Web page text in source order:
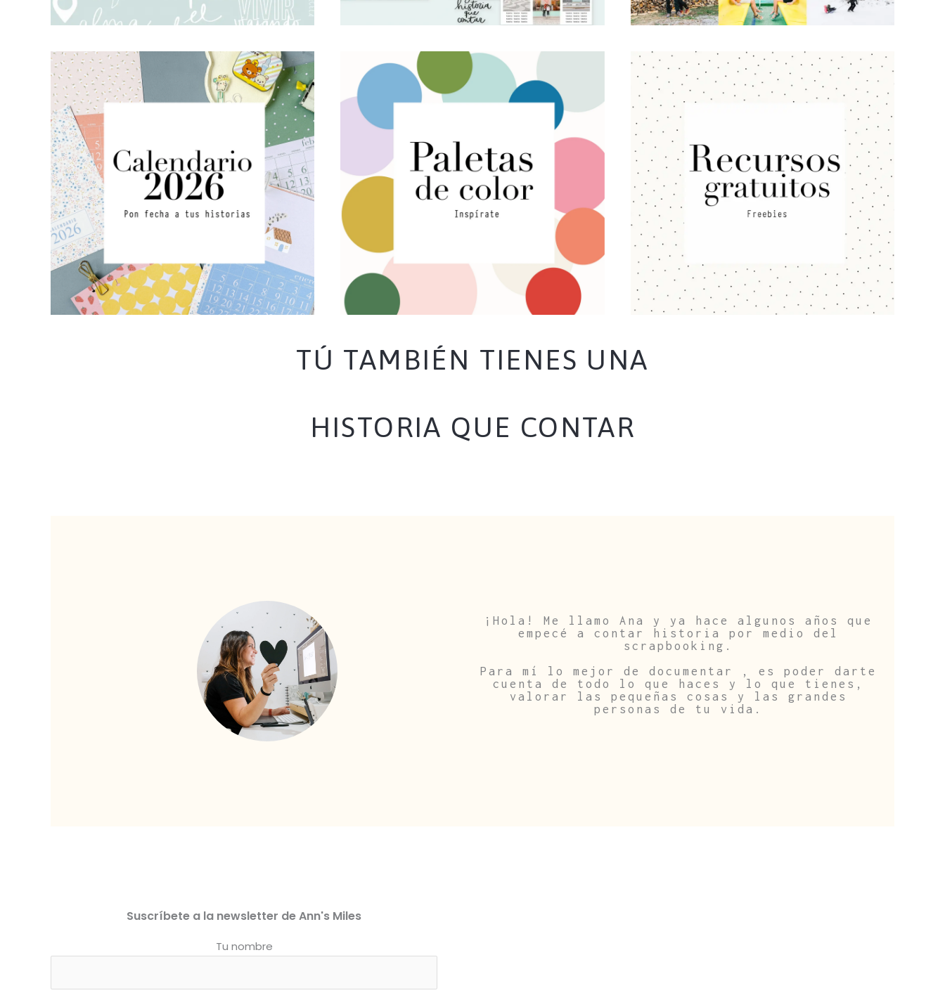
Calendario 2026 Paletas de Color Recursos Gratuitos
TÚ TAMBIÉN TIENES UNA
HISTORIA QUE CONTAR
¡Hola! Me llamo Ana y ya hace algunos años que
empecé a contar historia por medio del
scrapbooking.
Para mí lo mejor de documentar , es poder darte
cuenta de todo lo que haces y lo que tienes,
valorar las pequeñas cosas y las grandes
personas de tu vida.
Suscríbete a la newsletter de Ann's Miles
Tu nombre